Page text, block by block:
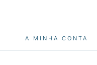
A MINHA CONTA